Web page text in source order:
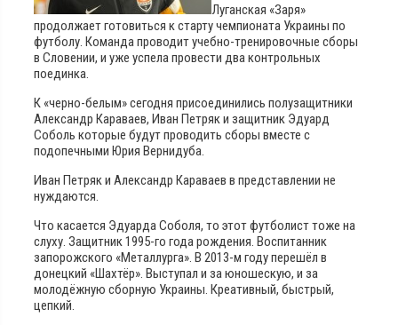
Луганская «Заря»
продолжает готовиться к старту чемпионата Украины по
футболу. Команда проводит учебно-тренировочные сборы
в Словении, и уже успела провести два контрольных
поединка.
К «черно-белым» сегодня присоединились полузащитники
Александр Караваев, Иван Петряк и защитник Эдуард
Соболь которые будут проводить сборы вместе с
подопечными Юрия Вернидуба.
Иван Петряк и Александр Караваев в представлении не
нуждаются.
Что касается Эдуарда Соболя, то этот футболист тоже на
слуху. Защитник 1995-го года рождения. Воспитанник
запорожского «Металлурга». В 2013-м году перешёл в
донецкий «Шахтёр». Выступал и за юношескую, и за
молодёжную сборную Украины. Креативный, быстрый,
цепкий.